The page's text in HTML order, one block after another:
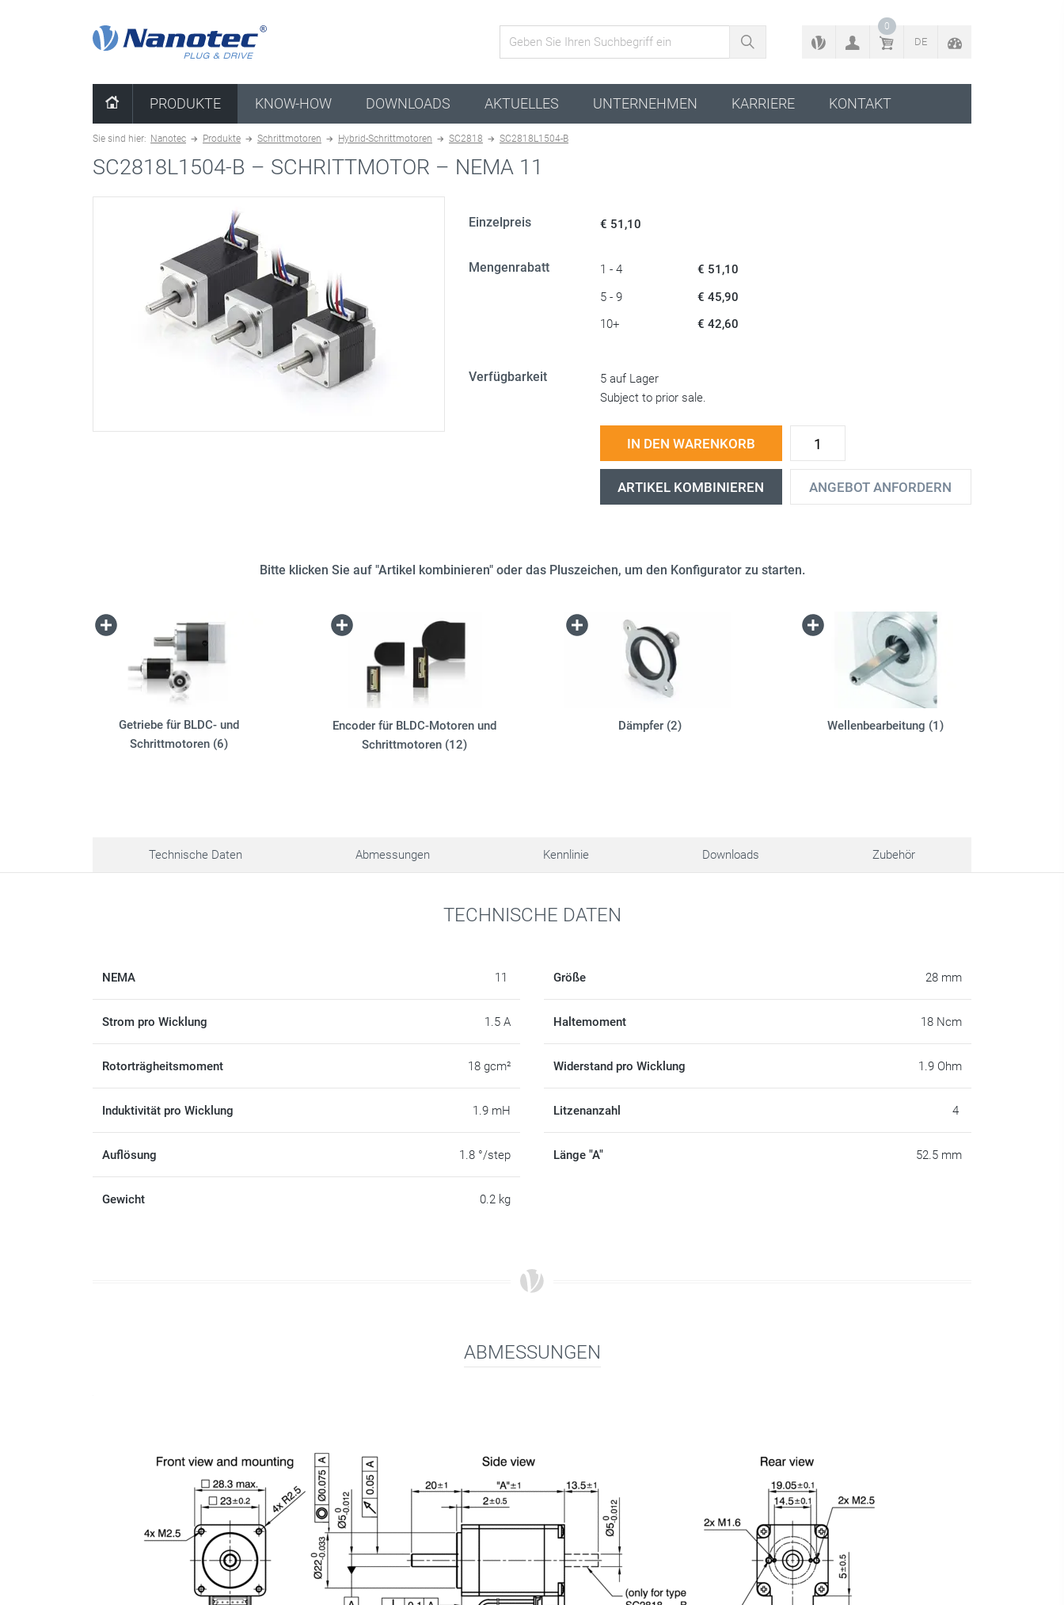
ZURÜCK ZUM KONFIGURATOR
0
DE
PRODUKTE KNOW-HOW DOWNLOADS AKTUELLES UNTERNEHMEN KARRIERE KONTAKT
Sie sind hier: Nanotec Produkte Schrittmotoren Hybrid-Schrittmotoren SC2818 SC2818L1504-B
SC2818L1504-B – SCHRITTMOTOR – NEMA 11
Einzelpreis € 51,10
Mengenrabatt 1 - 4
€ 51,10
5 - 9
€ 45,90
10+
€ 42,60
Verfügbarkeit
5 auf Lager
Subject to prior sale.
IN DEN WARENKORB
ARTIKEL KOMBINIEREN ANGEBOT ANFORDERN
Bitte klicken Sie auf "Artikel kombinieren" oder das Pluszeichen, um den Konfigurator zu starten.
Getriebe für BLDC- und
Schrittmotoren (6)
Encoder für BLDC-Motoren und
Schrittmotoren (12)
Dämpfer (2) Wellenbearbeitung (1)
Technische Daten Abmessungen Kennlinie Downloads Zubehör
TECHNISCHE DATEN
NEMA 11
Strom pro Wicklung 1.5 A
Rotorträgheitsmoment 18 gcm²
Induktivität pro Wicklung 1.9 mH
Auflösung 1.8 °/step
Gewicht 0.2 kg
Größe 28 mm
Haltemoment 18 Ncm
Widerstand pro Wicklung 1.9 Ohm
Litzenanzahl 4
Länge "A" 52.5 mm
ABMESSUNGEN